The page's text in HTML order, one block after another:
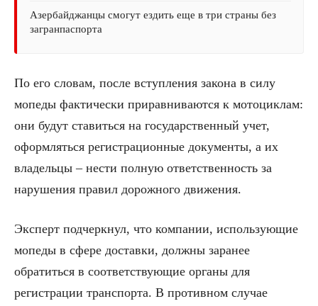
Азербайджанцы смогут ездить еще в три страны без
загранпаспорта
По его словам, после вступления закона в силу
мопеды фактически приравниваются к мотоциклам:
они будут ставиться на государственный учет,
оформляться регистрационные документы, а их
владельцы – нести полную ответственность за
нарушения правил дорожного движения.
Эксперт подчеркнул, что компании, использующие
мопеды в сфере доставки, должны заранее
обратиться в соответствующие органы для
регистрации транспорта. В противном случае